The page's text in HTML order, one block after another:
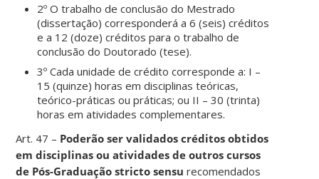
2º O trabalho de conclusão do Mestrado
(dissertação) corresponderá a 6 (seis) créditos
e a 12 (doze) créditos para o trabalho de
conclusão do Doutorado (tese).
3º Cada unidade de crédito corresponde a: I –
15 (quinze) horas em disciplinas teóricas,
teórico-práticas ou práticas; ou II – 30 (trinta)
horas em atividades complementares.
Art. 47 – Poderão ser validados créditos obtidos
em disciplinas ou atividades de outros cursos
de Pós-Graduação stricto sensu recomendados